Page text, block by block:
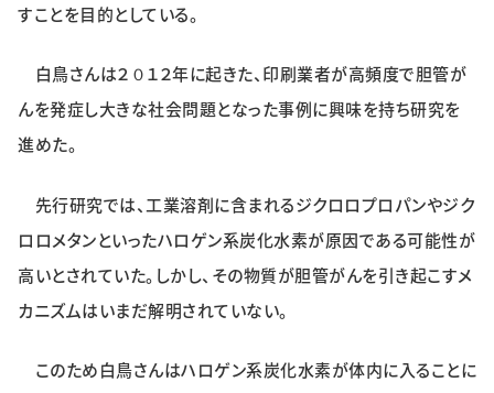
すことを目的としている。
白鳥さんは２０１２年に起きた、印刷業者が高頻度で胆管が
んを発症し大きな社会問題となった事例に興味を持ち研究を
進めた。
先行研究では、工業溶剤に含まれるジクロロプロパンやジク
ロロメタンといったハロゲン系炭化水素が原因である可能性が
高いとされていた。しかし、その物質が胆管がんを引き起こすメ
カニズムはいまだ解明されていない。
このため白鳥さんはハロゲン系炭化水素が体内に入ることに